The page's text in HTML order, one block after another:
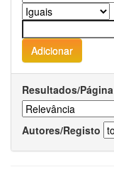
Resultados/Página
Autores/Registo